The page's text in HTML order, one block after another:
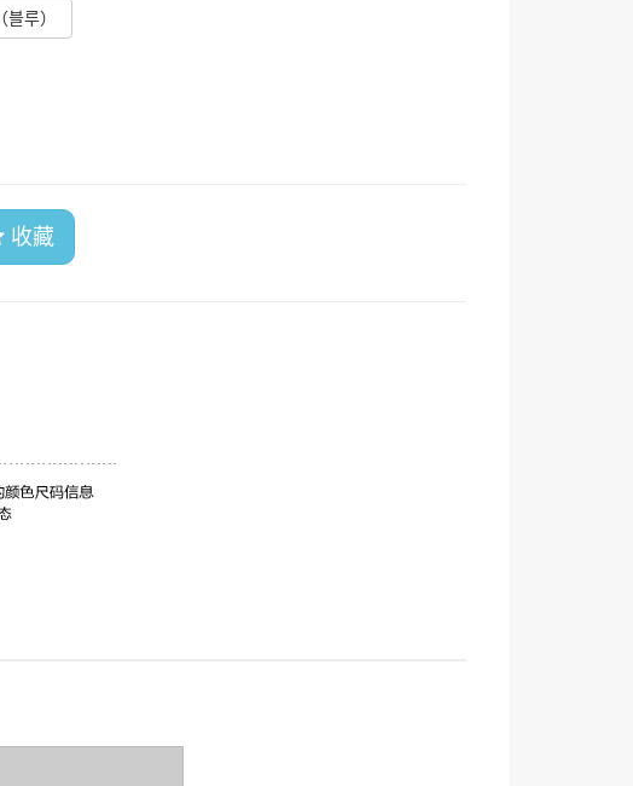
（블루）
收藏